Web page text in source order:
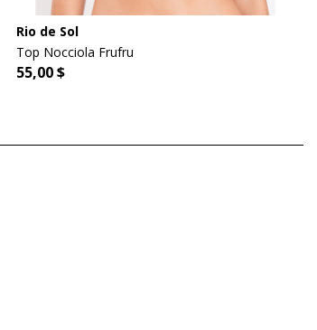
Rio de Sol
Top Nocciola Frufru
55,00 $